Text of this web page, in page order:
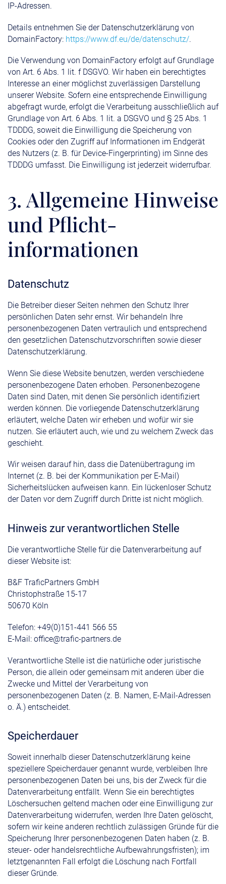
IP-Adressen.
Details entnehmen Sie der Datenschutzerklärung von
DomainFactory: https://www.df.eu/de/datenschutz/.
Die Verwendung von DomainFactory erfolgt auf Grundlage
von Art. 6 Abs. 1 lit. f DSGVO. Wir haben ein berechtigtes
Interesse an einer möglichst zuverlässigen Darstellung
unserer Website. Sofern eine entsprechende Einwilligung
abgefragt wurde, erfolgt die Verarbeitung ausschließlich auf
Grundlage von Art. 6 Abs. 1 lit. a DSGVO und § 25 Abs. 1
TDDDG, soweit die Einwilligung die Speicherung von
Cookies oder den Zugriff auf Informationen im Endgerät
des Nutzers (z. B. für Device-Fingerprinting) im Sinne des
TDDDG umfasst. Die Einwilligung ist jederzeit widerrufbar.
3. Allgemeine Hinweise
und Pflicht­
informationen
Datenschutz
Die Betreiber dieser Seiten nehmen den Schutz Ihrer
persönlichen Daten sehr ernst. Wir behandeln Ihre
personenbezogenen Daten vertraulich und entsprechend
den gesetzlichen Datenschutzvorschriften sowie dieser
Datenschutzerklärung.
Wenn Sie diese Website benutzen, werden verschiedene
personenbezogene Daten erhoben. Personenbezogene
Daten sind Daten, mit denen Sie persönlich identifiziert
werden können. Die vorliegende Datenschutzerklärung
erläutert, welche Daten wir erheben und wofür wir sie
nutzen. Sie erläutert auch, wie und zu welchem Zweck das
geschieht.
Wir weisen darauf hin, dass die Datenübertragung im
Internet (z. B. bei der Kommunikation per E-Mail)
Sicherheitslücken aufweisen kann. Ein lückenloser Schutz
der Daten vor dem Zugriff durch Dritte ist nicht möglich.
Hinweis zur verantwortlichen Stelle
Die verantwortliche Stelle für die Datenverarbeitung auf
dieser Website ist:
B&F TraficPartners GmbH
Christophstraße 15-17
50670 Köln
Telefon: +49(0)151-441 566 55
E-Mail: office@trafic-partners.de
Verantwortliche Stelle ist die natürliche oder juristische
Person, die allein oder gemeinsam mit anderen über die
Zwecke und Mittel der Verarbeitung von
personenbezogenen Daten (z. B. Namen, E-Mail-Adressen
o. Ä.) entscheidet.
Speicherdauer
Soweit innerhalb dieser Datenschutzerklärung keine
speziellere Speicherdauer genannt wurde, verbleiben Ihre
personenbezogenen Daten bei uns, bis der Zweck für die
Datenverarbeitung entfällt. Wenn Sie ein berechtigtes
Löschersuchen geltend machen oder eine Einwilligung zur
Datenverarbeitung widerrufen, werden Ihre Daten gelöscht,
sofern wir keine anderen rechtlich zulässigen Gründe für die
Speicherung Ihrer personenbezogenen Daten haben (z. B.
steuer- oder handelsrechtliche Aufbewahrungsfristen); im
letztgenannten Fall erfolgt die Löschung nach Fortfall
dieser Gründe.